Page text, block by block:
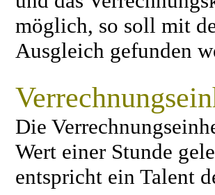
möglich, so soll mit
Ausgleich gefunden
Die
Wert einer Stunde
entspricht ein Talent